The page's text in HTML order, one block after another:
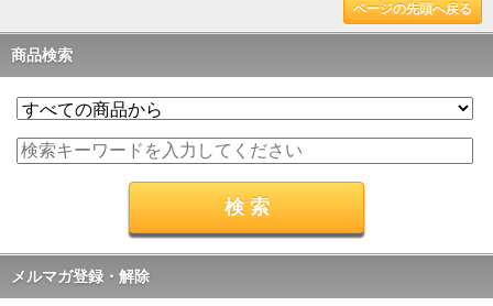
ページの先頭へ戻る
商品検索
メルマガ登録・解除